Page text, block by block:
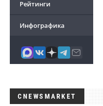
Рейтинги
Инфографика
CNEWSMARKET